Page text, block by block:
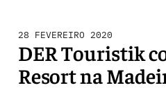
28 FEVEREIRO 2020
DER Touristik
Resort na